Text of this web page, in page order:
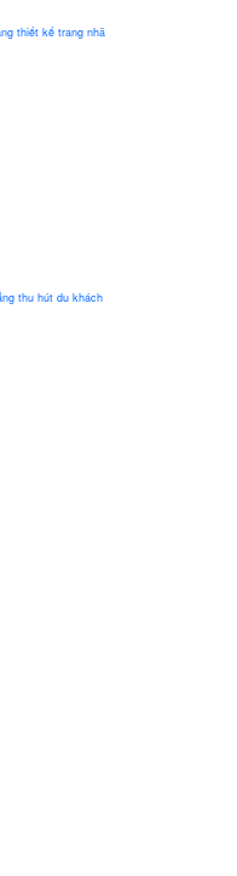
thiết kế trang nhã
thu hút du khách